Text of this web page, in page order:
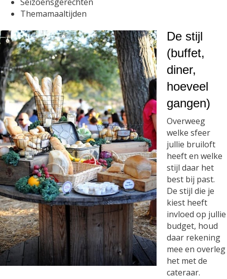
Themamaaltijden
De stijl
(buffet,
diner,
hoeveel
gangen)
Overweeg
welke sfeer
jullie bruiloft
heeft en welke
stijl daar het
best bij past.
De stijl die je
kiest heeft
invloed op jullie
budget, houd
daar rekening
mee en overleg
het met de
cateraar.